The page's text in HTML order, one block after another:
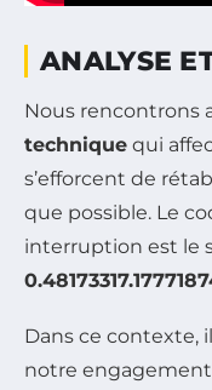
ANALYSE
Nous rencontrons
technique qui
s’efforcent de
que possible. Le
interruption est le
Dans ce contexte,
notre